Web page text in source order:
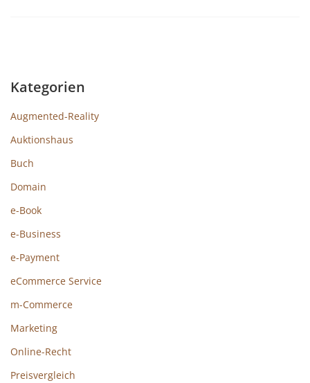
Kategorien
Augmented-Reality
Auktionshaus
Buch
Domain
e-Book
e-Business
e-Payment
eCommerce Service
m-Commerce
Marketing
Online-Recht
Preisvergleich